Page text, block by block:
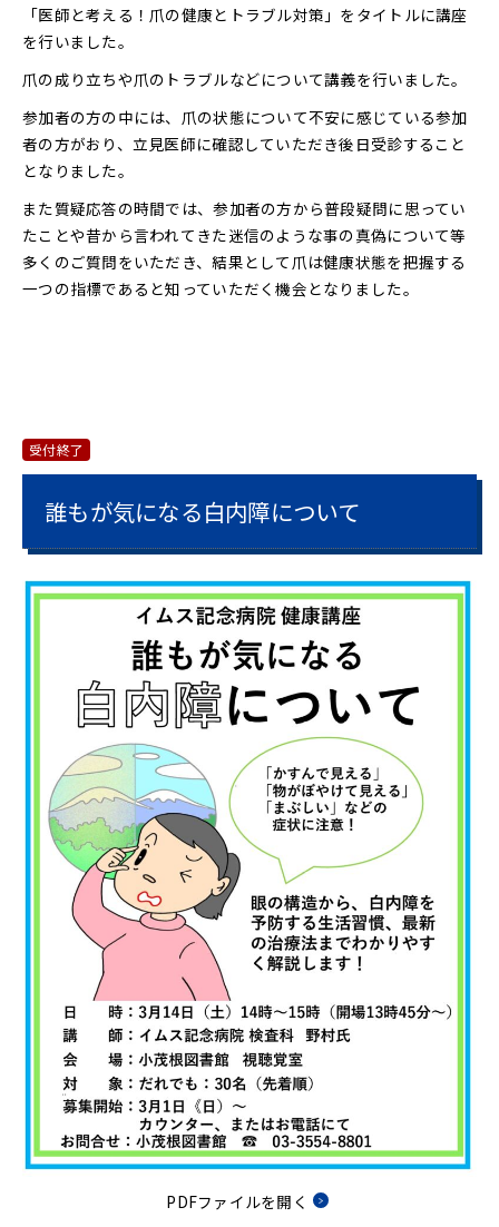
「医師と考える！爪の健康とトラブル対策」をタイトルに講座
を行いました。
爪の成り立ちや爪のトラブルなどについて講義を行いました。
参加者の方の中には、爪の状態について不安に感じている参加
者の方がおり、立見医師に確認していただき後日受診すること
となりました。
また質疑応答の時間では、参加者の方から普段疑問に思ってい
たことや昔から言われてきた迷信のような事の真偽について等
多くのご質問をいただき、結果として爪は健康状態を把握する
一つの指標であると知っていただく機会となりました。
受付終了
誰もが気になる白内障について
PDFファイルを開く